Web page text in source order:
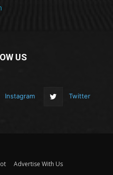
US
Instagram Twitter
Advertise With Us